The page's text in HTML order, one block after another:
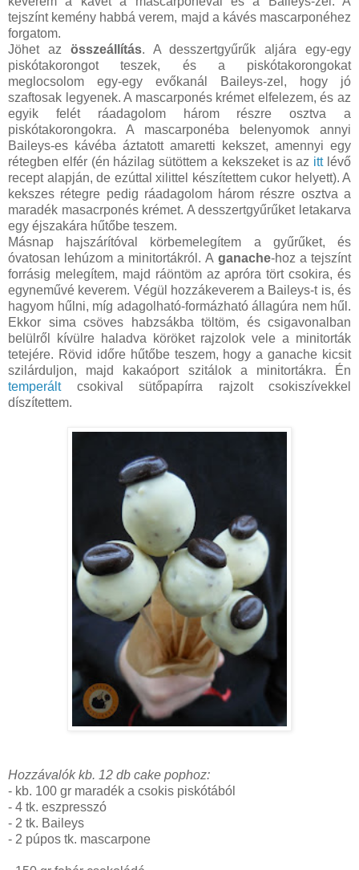
tejszínt kemény habbá verem, majd a kávés mascarponéhez
forgatom.
Jöhet az összeállítás. A desszertgyűrűk aljára egy-egy
piskótakorongot teszek, és a piskótakorongokat
meglocsolom egy-egy evőkanál Baileys-zel, hogy jó
szaftosak legyenek. A mascarponés krémet elfelezem, és az
egyik felét ráadagolom három részre osztva a
piskótakorongokra. A mascarponéba belenyomok annyi
Baileys-es kávéba áztatott amaretti kekszet, amennyi egy
rétegben elfér (én házilag sütöttem a kekszeket is az ittlévő
recept alapján, de ezúttal xilittel készítettem cukor helyett). A
kekszes rétegre pedig ráadagolom három részre osztva a
maradék masacrponés krémet. A desszertgyűrűket letakarva
egy éjszakára hűtőbe teszem.
Másnap hajszárítóval körbemelegítem a gyűrűket, és
óvatosan lehúzom a minitortákról. A ganache-hoz a tejszínt
forrásig melegítem, majd ráöntöm az apróra tört csokira, és
egyneművé keverem. Végül hozzákeverem a Baileys-t is, és
hagyom hűlni, míg adagolható-formázható állagúra nem hűl.
Ekkor sima csöves habzsákba töltöm, és csigavonalban
belülről kívülre haladva köröket rajzolok vele a minitorták
tetejére. Rövid időre hűtőbe teszem, hogy a ganache kicsit
szilárduljon, majd kakaóport szitálok a minitortákra. Én
temperáltcsokival sütőpapírra rajzolt csokiszívekkel
díszítettem.
Hozzávalók kb. 12 db cake pophoz:
- kb. 100 gr maradék a csokis piskótából
- 4 tk. eszpresszó
- 2 tk. Baileys
- 2 púpos tk. mascarpone